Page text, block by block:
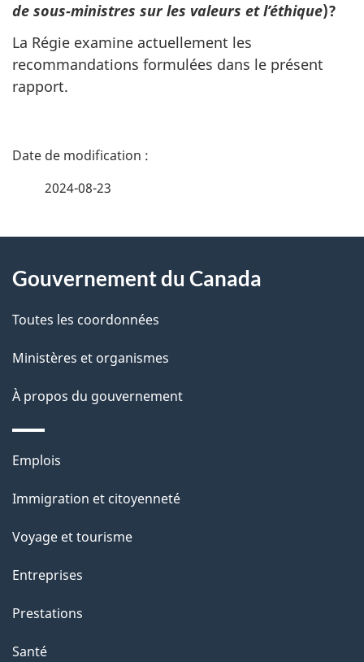
de sous-ministres sur les valeurs et l’éthique)?
La Régie examine actuellement les
recommandations formulées dans le présent
rapport.
D
i
l
s
d
e
l
a
p
a
g
e
2024-08-23
propos
de
ce
site
Gouvernement du Canada
Toutes les coordonnées
Ministères et organismes
À propos du gouvernement
Thèmes
sujets
Emplois
Immigration et citoyenneté
Voyage et tourisme
Entreprises
Prestations
Santé